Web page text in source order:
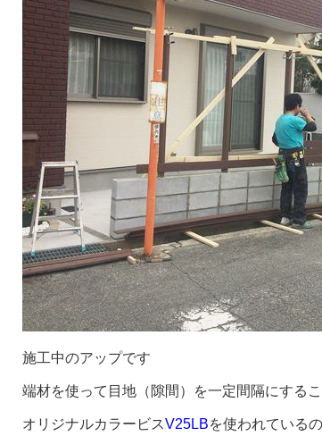
施工中のアップです
端材を使って目地（隙間）を一定間隔にするこ
オリジナルカラービスV25LBを使われている